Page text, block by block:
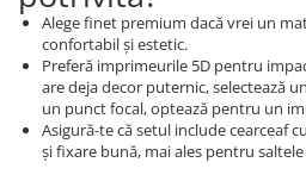
Alege finet premium dacă vrei un
confortabil şi estetic.
Preferă imprimeurile 5D pentru
are deja decor puternic, selectează
un punct focal, optează pentru un
Asigură-te că setul include cearceaf
şi fixare bună, mai ales pentru